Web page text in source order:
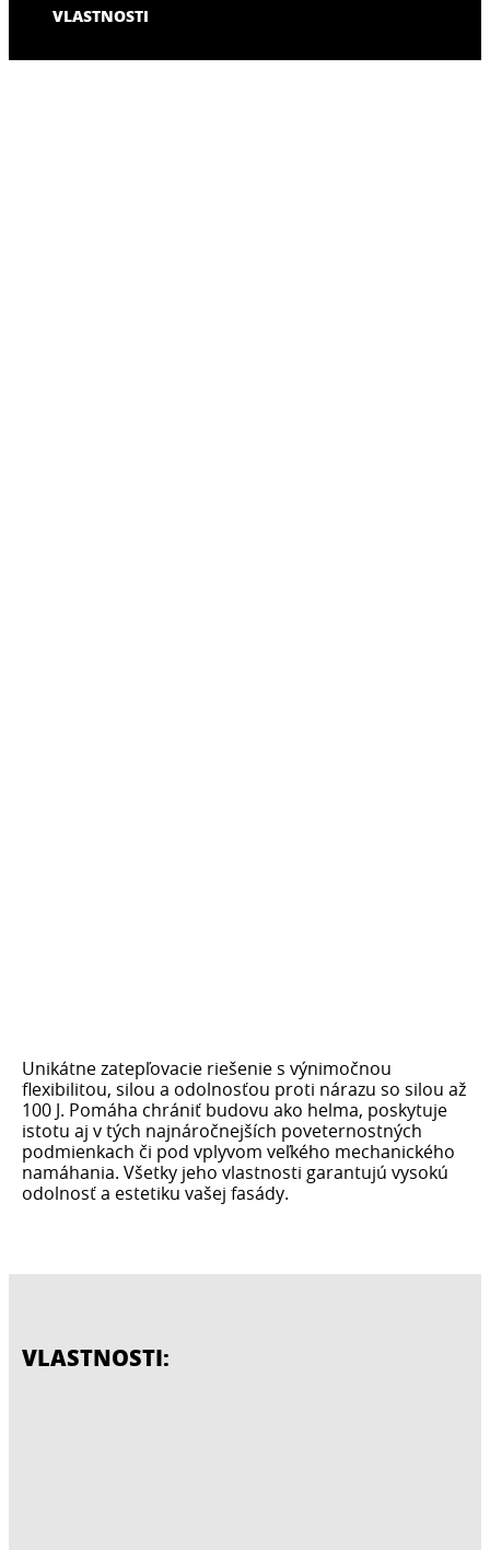
VLASTNOSTI
Unikátne zatepľovacie riešenie s výnimočnou
flexibilitou, silou a odolnosťou proti nárazu so silou až
100 J. Pomáha chrániť budovu ako helma, poskytuje
istotu aj v tých najnáročnejších poveternostných
podmienkach či pod vplyvom veľkého mechanického
namáhania. Všetky jeho vlastnosti garantujú vysokú
odolnosť a estetiku vašej fasády.
VLASTNOSTI: